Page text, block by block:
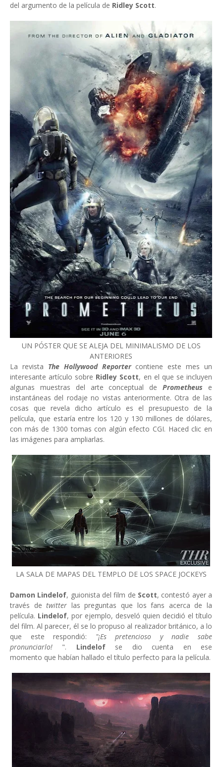
del argumento de la película de Ridley Scott.
UN PÓSTER QUE SE ALEJA DEL MINIMALISMO DE LOS
ANTERIORES
La revista The Hollywood Reporter contiene este mes un
interesante artículo sobre Ridley Scott, en el que se incluyen
algunas muestras del arte conceptual dePrometheus e
instantáneas del rodaje no vistas anteriormente. Otra de las
cosas que revela dicho artículo es el presupuesto de la
película, que estaría entre los 120 y 130 millones de dólares,
con más de 1300 tomas con algún efecto CGI. Haced clic en
las imágenes para ampliarlas.
LA SALA DE MAPAS DEL TEMPLO DE LOS SPACE JOCKEYS
Damon Lindelof, guionista del film de Scott, contestó ayer a
través detwitter las preguntas que los fans acerca de la
película. Lindelof, por ejemplo, desveló quien decidió el título
del film. Al parecer, él se lo propuso al realizador británico, a lo
que este respondió: "¡Es pretencioso y nadie sabe
pronunciarlo! ". Lindelof se dio cuenta en ese
momento que habían hallado el título perfecto para la película.